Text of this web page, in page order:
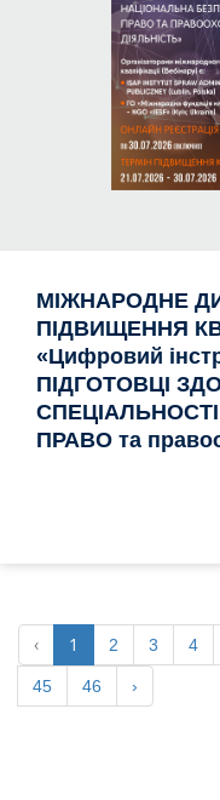
МІЖНАРОДНЕ
ПІДВИЩЕННЯ
«Цифровий
ПІДГОТОВЦІ
СПЕЦІАЛЬНОСТІ
ПРАВО та
‹ 1 2 3 4
45 46 ›